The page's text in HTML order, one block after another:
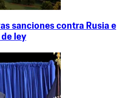
sanciones contra Rusia e
ley